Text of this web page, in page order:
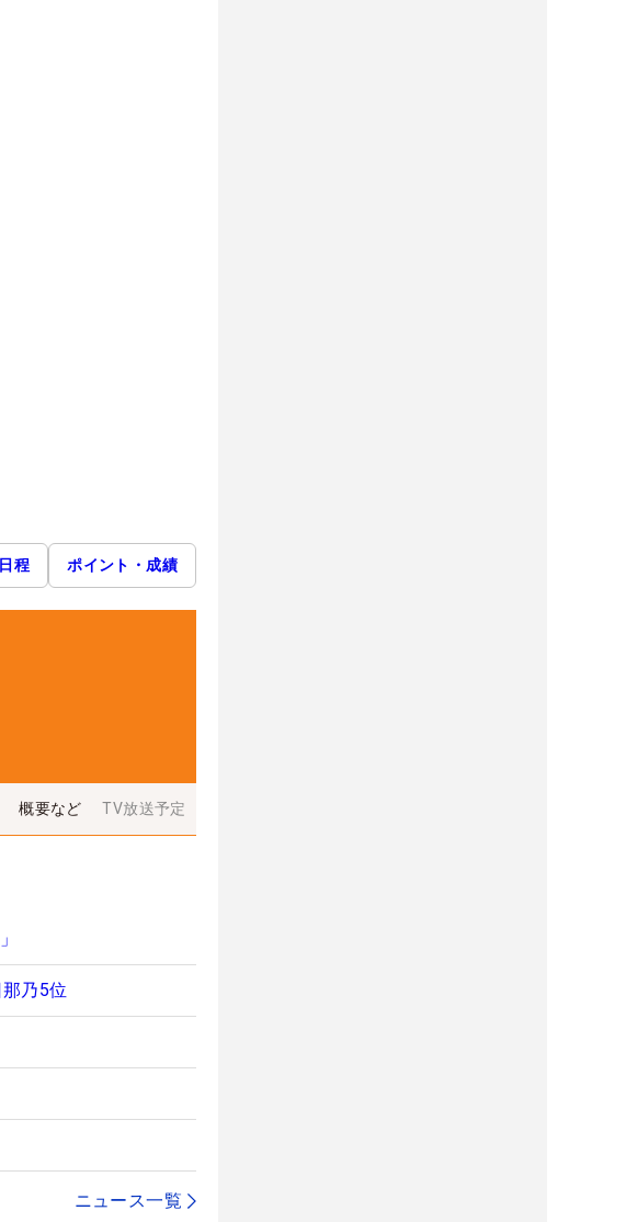
程 ポイント・成績
概要など TV放送予定
乃5位
ニュース一覧